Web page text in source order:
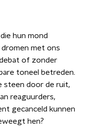
hun mond
met ons
of zonder
toneel betreden.
steen door de ruit,
reaguurders,
gecanceld kunnen
hen?